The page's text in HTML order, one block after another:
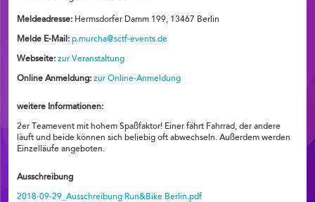
Meldeadresse: Hermsdorfer Damm 199, 13467 Berlin
Melde E-Mail: p.murcha@sctf-events.de
Webseite: zur Veranstaltung
Online Anmeldung: zur Online-Anmeldung
weitere Informationen:
2er Teamevent mit hohem Spaßfaktor! Einer fährt Fahrrad, der andere
läuft und beide können sich beliebig oft abwechseln. Außerdem werden
Einzelläufe angeboten.
Ausschreibung
2018-09-29_Ausschreibung Run&Bike Berlin.pdf